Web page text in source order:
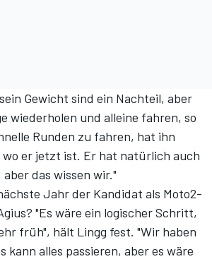
Gewicht sind ein Nachteil, aber
wiederholen und alleine fahren, so
Runden zu fahren, hat ihn
er jetzt ist. Er hat natürlich auch
das wissen wir."
Jahr der Kandidat als Moto2-
"Es wäre ein logischer Schritt,
früh", hält Lingg fest. "Wir haben
kann alles passieren, aber es wäre